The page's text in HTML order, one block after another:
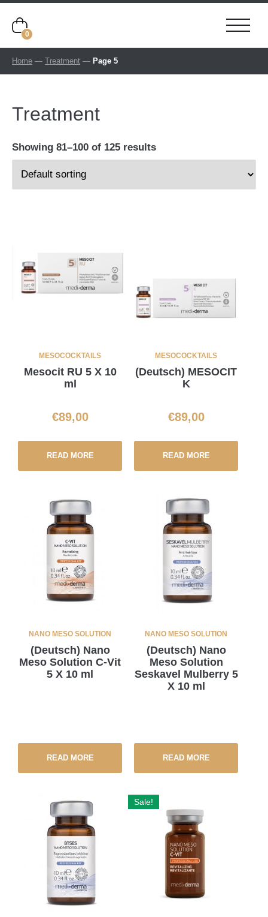
0
Home — Treatment — Page 5
Treatment
Showing 81–100 of 125 results
MESOCOCKTAILS
Mesocit RU 5 X 10
ml
€89,00
READ MORE
MESOCOCKTAILS
(Deutsch) MESOCIT
K
€89,00
READ MORE
NANO MESO SOLUTION
(Deutsch) Nano
Meso Solution C-Vit
5 X 10 ml
READ MORE
NANO MESO SOLUTION
(Deutsch) Nano
Meso Solution
Seskavel Mulberry 5
X 10 ml
READ MORE
Sale!